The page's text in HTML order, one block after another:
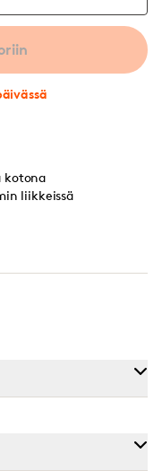
kotona
liikkeissä